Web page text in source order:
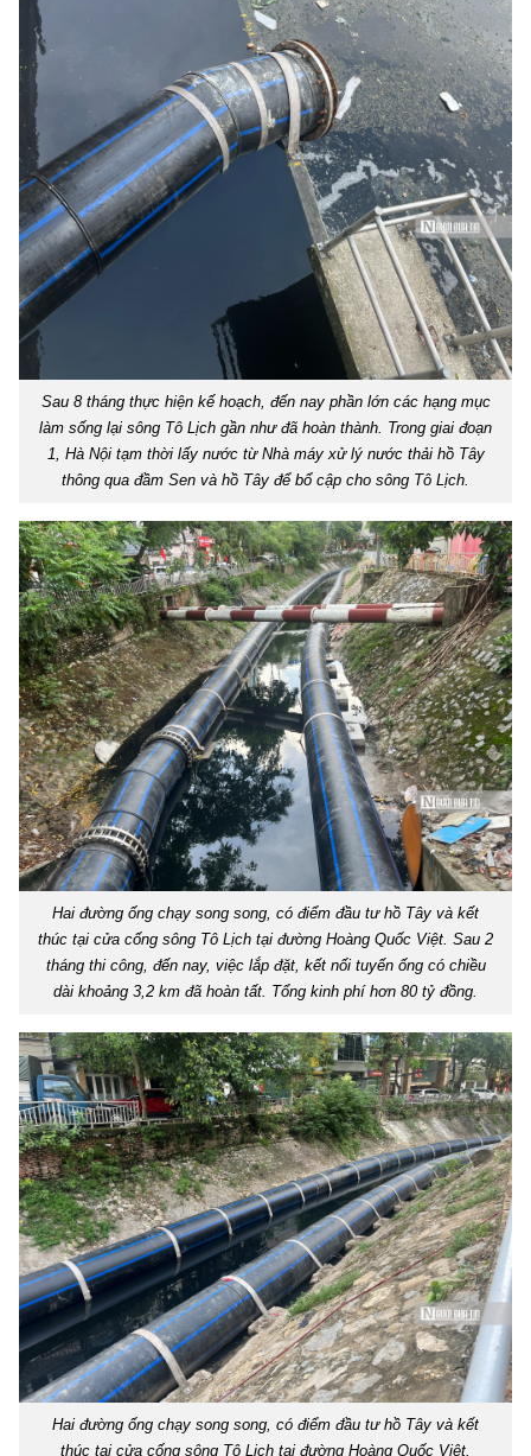
Sau 8 tháng thực hiện kế hoạch, đến nay phần lớn các hạng mục
làm sống lại sông Tô Lịch gần như đã hoàn thành. Trong giai đoạn
1, Hà Nội tạm thời lấy nước từ Nhà máy xử lý nước thải hồ Tây
thông qua đầm Sen và hồ Tây để bổ cập cho sông Tô Lịch.
Hai đường ống chạy song song, có điểm đầu tư hồ Tây và kết
thúc tại cửa cống sông Tô Lịch tại đường Hoàng Quốc Việt. Sau 2
tháng thi công, đến nay, việc lắp đặt, kết nối tuyến ống có chiều
dài khoảng 3,2 km đã hoàn tất. Tổng kinh phí hơn 80 tỷ đồng.
Hai đường ống chạy song song, có điểm đầu tư hồ Tây và kết
thúc tại cửa cống sông Tô Lịch tại đường Hoàng Quốc Việt.